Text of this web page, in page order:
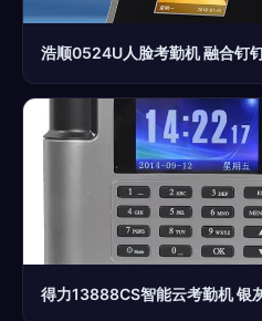
得力13888CS智能云考勤机 银